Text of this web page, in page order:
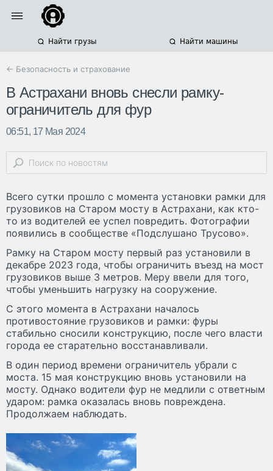
Найти грузы Найти машины
← Безопасность и страхование
В Астрахани вновь снесли рамку-
ограничитель для фур
06:51, 17 Мая 2024
Всего сутки прошло с момента установки рамки для
грузовиков на Старом мосту в Астрахани, как кто-
то из водителей ее успел повредить. Фотографии
появились в сообществе «Подслушано Трусово».
Рамку на Старом мосту первый раз установили в
декабре 2023 года, чтобы ограничить въезд на мост
грузовиков выше 3 метров. Меру ввели для того,
чтобы уменьшить нагрузку на сооружение.
С этого момента в Астрахани началось
противостояние грузовиков и рамки: фуры
стабильно сносили конструкцию, после чего власти
города ее старательно восстанавливали.
В один период времени ограничитель убрали с
моста. 15 мая конструкцию вновь установили на
мосту. Однако водители фур не медлили с ответным
ударом: рамка оказалась вновь повреждена.
Продолжаем наблюдать.